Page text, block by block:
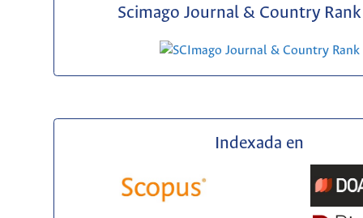
Scimago Journal & Country Rank
Indexada en